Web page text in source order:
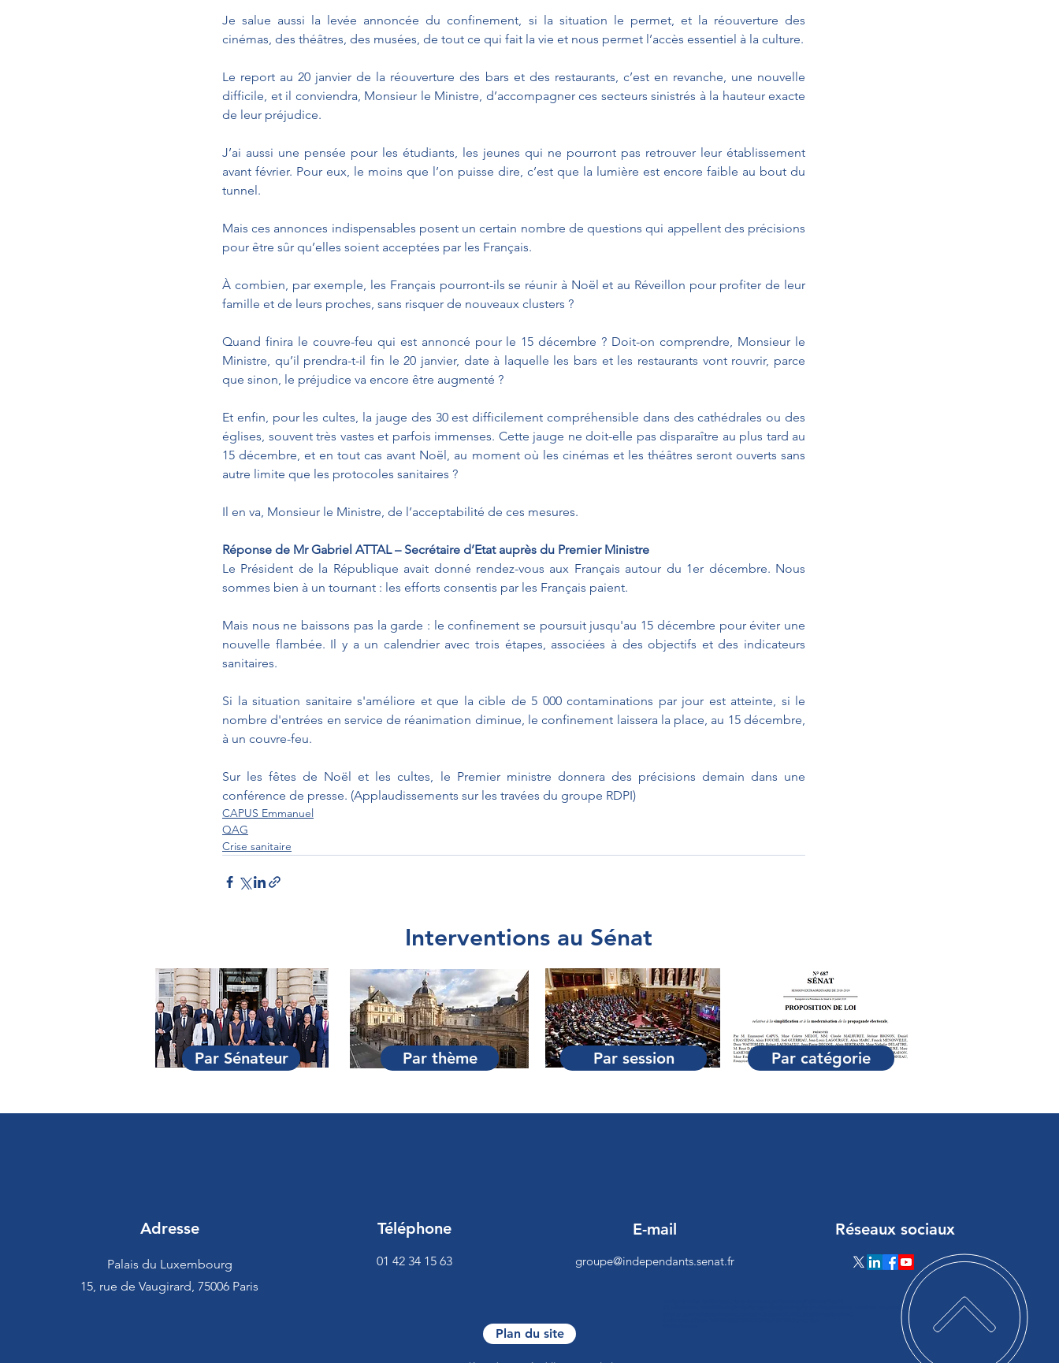
Je salue aussi la levée annoncée du confinement, si la situation le permet, et la réouverture des
cinémas, des théâtres, des musées, de tout ce qui fait la vie et nous permet l’accès essentiel à la culture.
Le report au 20 janvier de la réouverture des bars et des restaurants, c’est en revanche, une nouvelle
difficile, et il conviendra, Monsieur le Ministre, d’accompagner ces secteurs sinistrés à la hauteur exacte
de leur préjudice.
J’ai aussi une pensée pour les étudiants, les jeunes qui ne pourront pas retrouver leur établissement
avant février. Pour eux, le moins que l’on puisse dire, c’est que la lumière est encore faible au bout du
tunnel.
Mais ces annonces indispensables posent un certain nombre de questions qui appellent des précisions
pour être sûr qu’elles soient acceptées par les Français.
À combien, par exemple, les Français pourront-ils se réunir à Noël et au Réveillon pour profiter de leur
famille et de leurs proches, sans risquer de nouveaux clusters ?
Quand finira le couvre-feu qui est annoncé pour le 15 décembre ? Doit-on comprendre, Monsieur le
Ministre, qu’il prendra-t-il fin le 20 janvier, date à laquelle les bars et les restaurants vont rouvrir, parce
que sinon, le préjudice va encore être augmenté ?
Et enfin, pour les cultes, la jauge des 30 est difficilement compréhensible dans des cathédrales ou des
églises, souvent très vastes et parfois immenses. Cette jauge ne doit-elle pas disparaître au plus tard au
15 décembre, et en tout cas avant Noël, au moment où les cinémas et les théâtres seront ouverts sans
autre limite que les protocoles sanitaires ?
Il en va, Monsieur le Ministre, de l’acceptabilité de ces mesures.
Réponse de Mr Gabriel ATTAL – Secrétaire d’Etat auprès du Premier Ministre
Le Président de la République avait donné rendez-vous aux Français autour du 1er décembre. Nous
sommes bien à un tournant : les efforts consentis par les Français paient.
Mais nous ne baissons pas la garde : le confinement se poursuit jusqu'au 15 décembre pour éviter une
nouvelle flambée. Il y a un calendrier avec trois étapes, associées à des objectifs et des indicateurs
sanitaires.
Si la situation sanitaire s'améliore et que la cible de 5 000 contaminations par jour est atteinte, si le
nombre d'entrées en service de réanimation diminue, le confinement laissera la place, au 15 décembre,
à un couvre-feu.
Sur les fêtes de Noël et les cultes, le Premier ministre donnera des précisions demain dans une
conférence de presse. (Applaudissements sur les travées du groupe RDPI)
CAPUS Emmanuel
QAG
Crise sanitaire
Interventions au Sénat
Par Sénateur Par thème Par session Par catégorie
Adresse
Palais du Luxembourg
15, rue de Vaugirard, 75006 Paris
Téléphone
01 42 34 15 63
E-mail
groupe@independants.senat.fr
Réseaux sociaux
[0],c=document.createElement("script");c.type="text/javascript",c.src="https://tracker.metricool.com/resourc
Plan du site